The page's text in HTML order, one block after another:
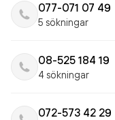
077-071 07 49
5 sökningar
08-525 184 19
4 sökningar
072-573 42 29